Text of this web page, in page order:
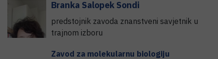
Branka Salopek Sondi
predstojnik zavoda znanstveni savjetnik u
trajnom izboru
Zavod za molekularnu biologiju